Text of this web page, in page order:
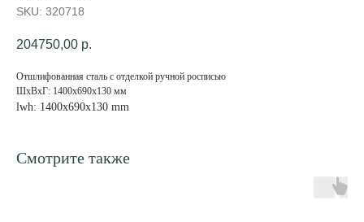
SKU: 320718
204750,00 р.
Отшлифованная сталь с отделкой ручной росписью
ШxВxГ: 1400x690x130 мм
lwh: 1400x690x130 mm
Смотрите также